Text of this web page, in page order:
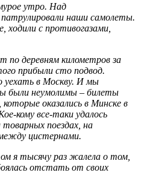
утро. Над
наши самолеты.
ходили с противогазами,
по деревням километров за
прибыли сто подвод.
уехать в Москву. И мы
были неумолимы – билеты
оказались в Минске в
кому все-таки удалось
поездах, на
цистернами.
я тысячу раз жалела о том,
отстать от своих